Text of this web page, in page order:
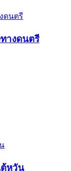
างดนตรี
ต้หวัน